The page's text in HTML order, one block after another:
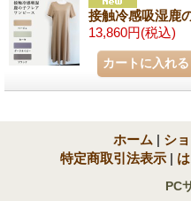
接触冷感吸湿鹿
13,860円(税込)
ホーム | シ
特定商取引法表示 |
PC